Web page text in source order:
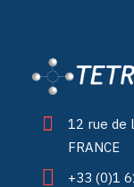
12 rue de
FRANCE
+33 (0)1